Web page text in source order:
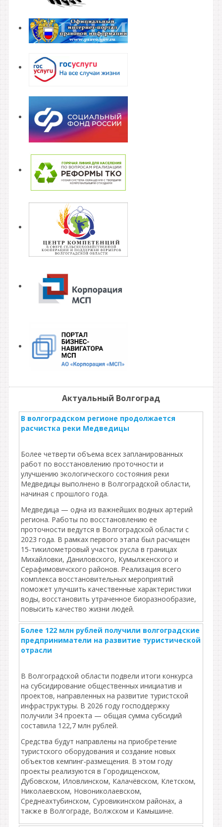
Актуальный Волгоград
В волгоградском регионе продолжается
расчистка реки Медведицы
Более четверти объема всех запланированных
работ по восстановлению проточности и
улучшению экологического состояния реки
Медведицы выполнено в Волгоградской области,
начиная с прошлого года.
Медведица — одна из важнейших водных артерий
региона. Работы по восстановлению ее
проточности ведутся в Волгоградской области с
2023 года. В рамках первого этапа был расчищен
15-тикилометровый участок русла в границах
Михайловки, Даниловского, Кумылженского и
Серафимовичского районов. Реализация всего
комплекса восстановительных мероприятий
поможет улучшить качественные характеристики
воды, восстановить утраченное биоразнообразие,
повысить качество жизни людей.
Более 122 млн рублей получили волгоградские
предприниматели на развитие туристической
отрасли
В Волгоградской области подвели итоги конкурса
на субсидирование общественных инициатив и
проектов, направленных на развитие туристской
инфраструктуры. В 2026 году господдержку
получили 34 проекта — общая сумма субсидий
составила 122,7 млн рублей.
Средства будут направлены на приобретение
туристского оборудования и создание новых
объектов кемпинг‑размещения. В этом году
проекты реализуются в Городищенском,
Дубовском, Иловлинском, Калачёвском, Клетском,
Николаевском, Новониколаевском,
Среднеахтубинском, Суровикинском районах, а
также в Волгограде, Волжском и Камышине.